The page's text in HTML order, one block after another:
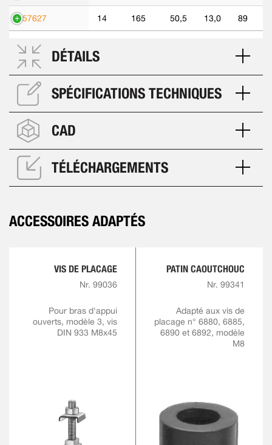
557627 14 165 50,5 13,0 89
DÉTAILS
SPÉCIFICATIONS TECHNIQUES
CAD
TÉLÉCHARGEMENTS
ACCESSOIRES ADAPTÉS
VIS DE PLACAGE
Nr. 99036
Pour bras d'appui
ouverts, modèle 3, vis
DIN 933 M8x45
PATIN CAOUTCHOUC
Nr. 99341
Adapté aux vis de
placage n° 6880, 6885,
6890 et 6892, modèle
M8